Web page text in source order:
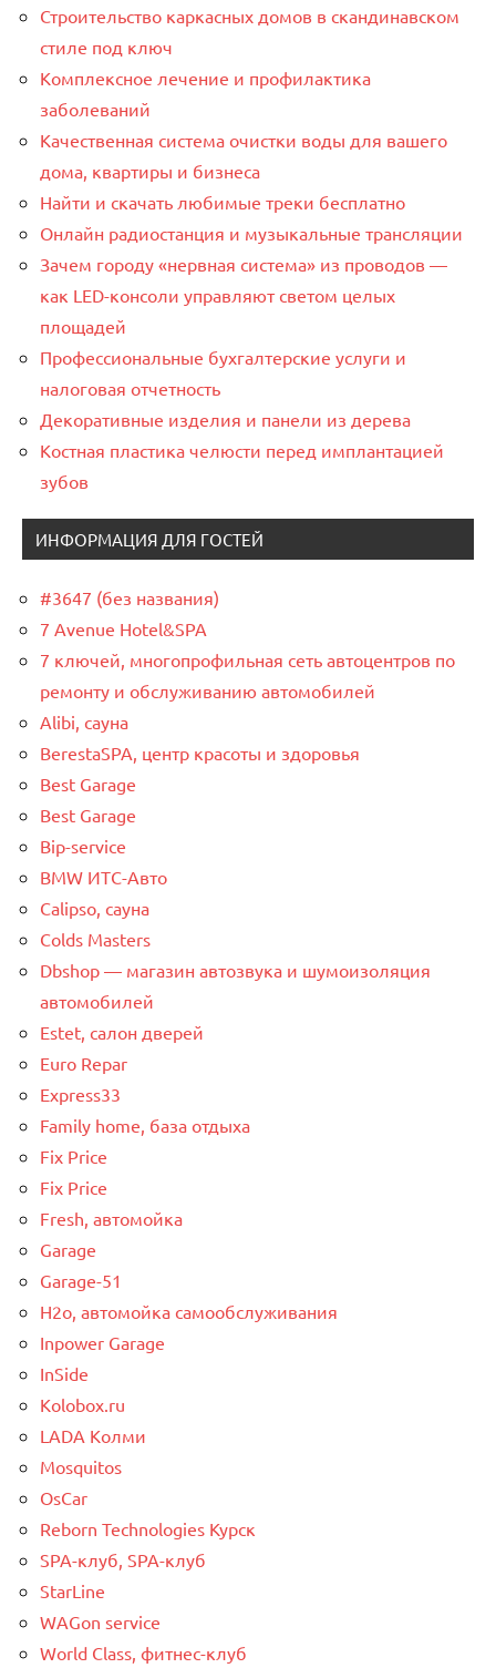
Строительство каркасных домов в скандинавском
стиле под ключ
Комплексное лечение и профилактика
заболеваний
Качественная система очистки воды для вашего
дома, квартиры и бизнеса
Найти и скачать любимые треки бесплатно
Онлайн радиостанция и музыкальные трансляции
Зачем городу «нервная система» из проводов —
как LED-консоли управляют светом целых
площадей
Профессиональные бухгалтерские услуги и
налоговая отчетность
Декоративные изделия и панели из дерева
Костная пластика челюсти перед имплантацией
зубов
ИНФОРМАЦИЯ ДЛЯ ГОСТЕЙ
#3647 (без названия)
7 Avenue Hotel&SPA
7 ключей, многопрофильная сеть автоцентров по
ремонту и обслуживанию автомобилей
Alibi, сауна
BerestaSPA, центр красоты и здоровья
Best Garage
Best Garage
Bip-service
BMW ИТС-Авто
Calipso, сауна
Colds Masters
Dbshop — магазин автозвука и шумоизоляция
автомобилей
Estet, салон дверей
Euro Repar
Express33
Family home, база отдыха
Fix Price
Fix Price
Fresh, автомойка
Garage
Garage-51
H2o, автомойка самообслуживания
Inpower Garage
InSide
Kolobox.ru
LADA Колми
Mosquitos
OsCar
Reborn Technologies Курск
SPA-клуб, SPA-клуб
StarLine
WAGon service
World Class, фитнес-клуб